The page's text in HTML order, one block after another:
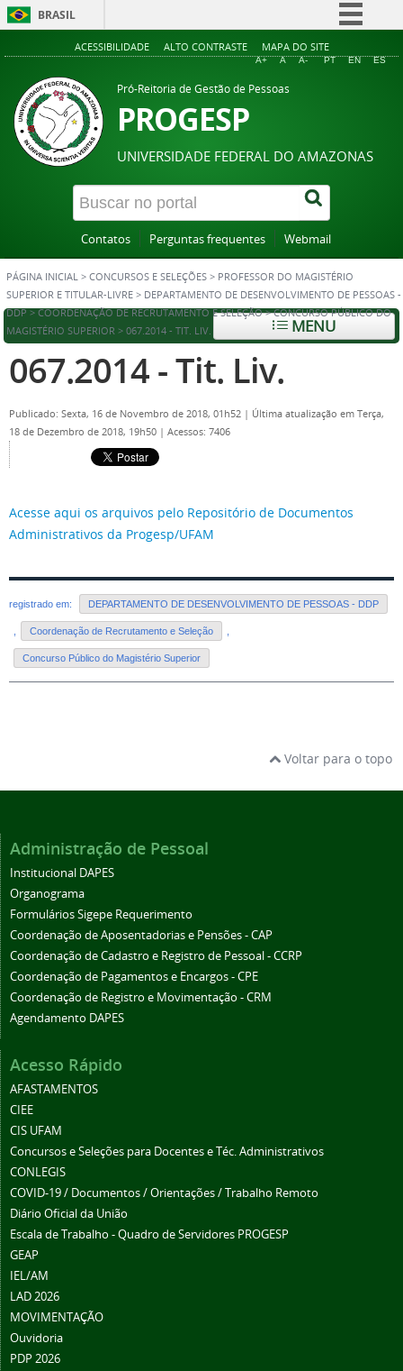
BRASIL
Simplifique!
Acesso à informação
Legislação
Canais
ACESSIBILIDADE ALTO CONTRASTE MAPA DO SITE
A+ A A- PT EN ES
Pró-Reitoria de Gestão de Pessoas
PROGESP
UNIVERSIDADE FEDERAL DO AMAZONAS
Contatos Perguntas frequentes Webmail
PÁGINA INICIAL > CONCURSOS E SELEÇÕES > PROFESSOR DO MAGISTÉRIO
SUPERIOR E TITULAR-LIVRE > DEPARTAMENTO DE DESENVOLVIMENTO DE PESSOAS -
DDP > COORDENAÇÃO DE RECRUTAMENTO E SELEÇÃO >CONCURSO PÚBLICO DO
MAGISTÉRIO SUPERIOR > 067.2014 - TIT. LIV. MENU
067.2014 - Tit. Liv.
Publicado: Sexta, 16 de Novembro de 2018, 01h52 | Última atualização em Terça,
18 de Dezembro de 2018, 19h50 | Acessos: 7406
Acesse aqui os arquivos pelo Repositório de Documentos
Administrativos da Progesp/UFAM
registrado em: DEPARTAMENTO DE DESENVOLVIMENTO DE PESSOAS - DDP
Coordenação de Recrutamento e Seleção
Concurso Público do Magistério Superior
Voltar para o topo
Administração de Pessoal
Institucional DAPES
Organograma
Formulários Sigepe Requerimento
Coordenação de Aposentadorias e Pensões - CAP
Coordenação de Cadastro e Registro de Pessoal - CCRP
Coordenação de Pagamentos e Encargos - CPE
Coordenação de Registro e Movimentação - CRM
Agendamento DAPES
Acesso Rápido
AFASTAMENTOS
CIEE
CIS UFAM
Concursos e Seleções para Docentes e Téc. Administrativos
CONLEGIS
COVID-19 / Documentos / Orientações / Trabalho Remoto
Diário Oficial da União
Escala de Trabalho - Quadro de Servidores PROGESP
GEAP
IEL/AM
LAD 2026
MOVIMENTAÇÃO
Ouvidoria
PDP 2026